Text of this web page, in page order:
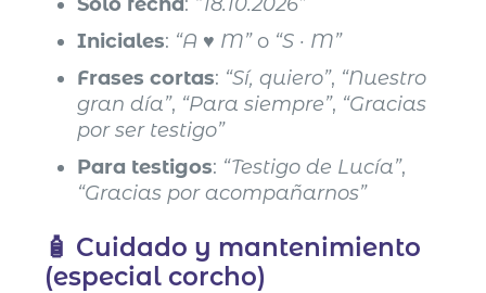
Iniciales: “A ♥ M”o “S · M”
Frases cortas: “Sí, quiero”, “Nuestro
gran día”, “Para siempre”, “Gracias
por ser testigo”
Para testigos: “Testigo de Lucía”,
“Gracias por acompañarnos”
🧴 Cuidado y mantenimiento
(especial corcho)